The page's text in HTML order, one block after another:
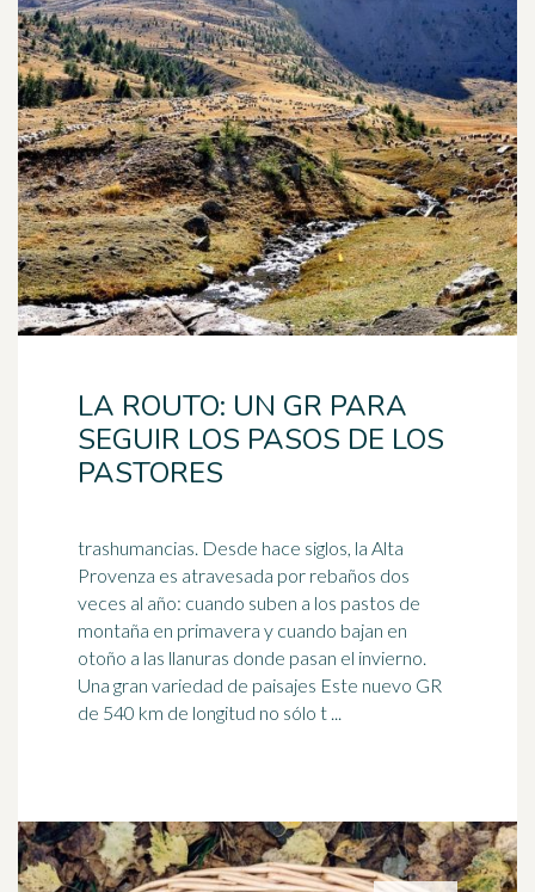
LA ROUTO: UN GR PARA
SEGUIR LOS PASOS DE LOS
PASTORES
trashumancias. Desde hace siglos, la Alta
Provenza es atravesada por rebaños dos
veces al año: cuando suben a los pastos de
montaña en primavera y cuando bajan en
otoño a las llanuras donde pasan el invierno.
Una gran variedad de paisajes Este nuevo GR
de 540 km de longitud no sólo t ...